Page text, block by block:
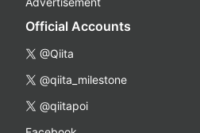
Official Accounts
@Qiita
@qiita_milestone
@qiitapoi